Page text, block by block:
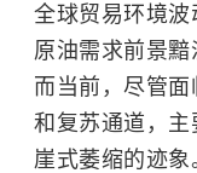
全球贸易环境波
原油需求前景黯
而当前，尽管
和复苏通道，
崖式萎缩的迹